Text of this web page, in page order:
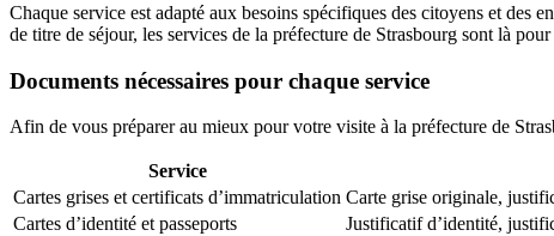
Chaque service est adapté aux besoins spécifiques des citoyens et
de titre de séjour, les services de la préfecture de Strasbourg sont là
Documents nécessaires pour chaque service
Afin de vous préparer au mieux pour votre visite à la préfecture de
Service
Cartes grises et certificats d’immatriculation Carte grise originale,
Cartes d’identité et passeports
Justificatif d’identité,